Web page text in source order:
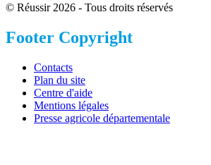
© Réussir 2026 - Tous droits réservés
Footer Copyright
Contacts
Plan du site
Centre d'aide
Mentions légales
Presse agricole départementale